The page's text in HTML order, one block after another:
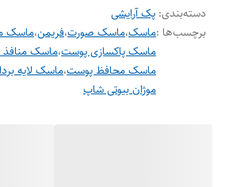
لایه برداری ملایم بدون ایجادخشکی
رطوبت رسانی بدون ایجاد احساس چربی و
دسته‌بندی: پک آرایشی
برچسب‌ها :ماسک،ماسک صورت،فریمن،ماسک
ماسک پاکسازی پوست،ماسک منافذ
ماسک محافظ پوست،ماسک لایه
موژان بیوتی شاپ